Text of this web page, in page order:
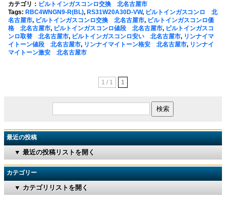
カテゴリ： ビルトインガスコンロ交換 北名古屋市
Tags: RBC4WNGN9-R(BL), RS31W20A30D-VW, ビルトインガスコンロ 北
名古屋市, ビルトインガスコンロ交換 北名古屋市, ビルトインガスコンロ価
格 北名古屋市, ビルトインガスコンロ値段 北名古屋市, ビルトインガスコ
ンロ取替 北名古屋市, ビルトインガスコンロ安い 北名古屋市, リンナイマ
イトーン値段 北名古屋市, リンナイマイトーン格安 北名古屋市, リンナイ
マイトーン激安 北名古屋市
1 / 1 1
最近の投稿
▼ 最近の投稿リストを開く
カテゴリー
▼ カテゴリリストを開く